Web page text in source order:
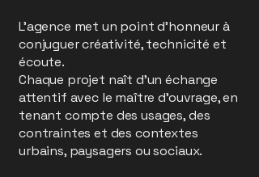
L’agence met un point d’honneur à
conjuguer créativité, technicité et
écoute.
Chaque projet naît d’un échange
attentif avec le maître d’ouvrage, en
tenant compte des usages, des
contraintes et des contextes
urbains, paysagers ou sociaux.